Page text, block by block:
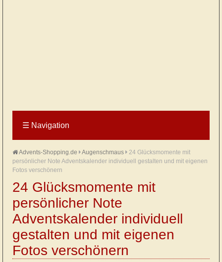
☰ Navigation
Advents-Shopping.de Augenschmaus
24 Glücksmomente mit
persönlicher Note Adventskalender individuell gestalten und mit eigenen
Fotos verschönern
24 Glücksmomente mit
persönlicher Note
Adventskalender individuell
gestalten und mit eigenen
Fotos verschönern